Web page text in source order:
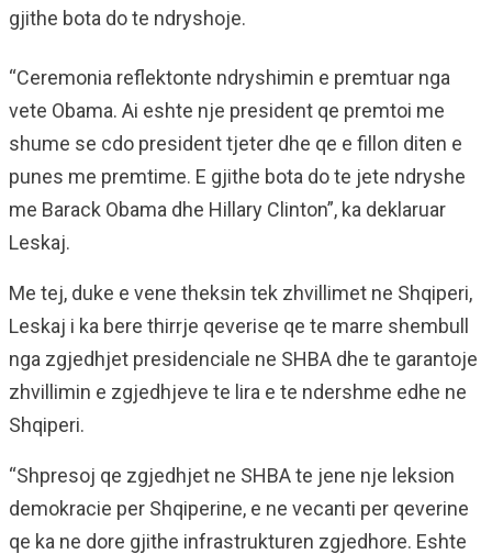
gjithe bota do te ndryshoje.
“Ceremonia reflektonte ndryshimin e premtuar nga
vete Obama. Ai eshte nje president qe premtoi me
shume se cdo president tjeter dhe qe e fillon diten e
punes me premtime. E gjithe bota do te jete ndryshe
me Barack Obama dhe Hillary Clinton”, ka deklaruar
Leskaj.
Me tej, duke e vene theksin tek zhvillimet ne Shqiperi,
Leskaj i ka bere thirrje qeverise qe te marre shembull
nga zgjedhjet presidenciale ne SHBA dhe te garantoje
zhvillimin e zgjedhjeve te lira e te ndershme edhe ne
Shqiperi.
“Shpresoj qe zgjedhjet ne SHBA te jene nje leksion
demokracie per Shqiperine, e ne vecanti per qeverine
qe ka ne dore gjithe infrastrukturen zgjedhore. Eshte